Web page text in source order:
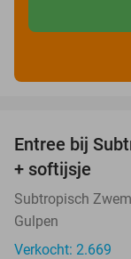
Entree bij
+ softijsje
Subtropisch
Gulpen
Verkocht: 2.669